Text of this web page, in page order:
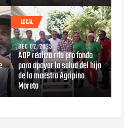
LOCAL
DEC 02, 2025
ADP realiza rifa pro fondo
para apoyar la salud del hijo
de la maestra Agripina
Moreta